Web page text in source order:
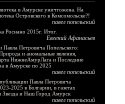
в Амурске уничтожена. На
Островского в Комсомольске?!
павел попельский
Роснано 2015г. Итог.
Евгений Афанасьев
Павла Петровича Попельского:
и аномальные явления,
НижнеАмурЛага и Последние
в Амурске по 2025
павел попельский
Павла Петровича
2025 в Болгарии, в газетах
Звезда и Наш Город Амурск
павел попельский